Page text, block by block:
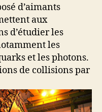
d’aimants
aux
d’étudier les
les
et les photons.
de collisions par